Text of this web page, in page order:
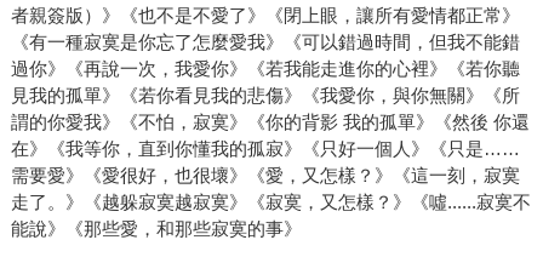
者親簽版）》《也不是不愛了》《閉上眼，讓所有愛情都正常》
《有一種寂寞是你忘了怎麼愛我》《可以錯過時間，但我不能錯
過你》《再說一次，我愛你》《若我能走進你的心裡》《若你聽
見我的孤單》《若你看見我的悲傷》《我愛你，與你無關》《所
謂的你愛我》《不怕，寂寞》《你的背影 我的孤單》《然後 你還
在》《我等你，直到你懂我的孤寂》《只好一個人》《只是……
需要愛》《愛很好，也很壞》《愛，又怎樣？》《這一刻，寂寞
走了。》《越躲寂寞越寂寞》《寂寞，又怎樣？》《噓......寂寞不
能說》《那些愛，和那些寂寞的事》